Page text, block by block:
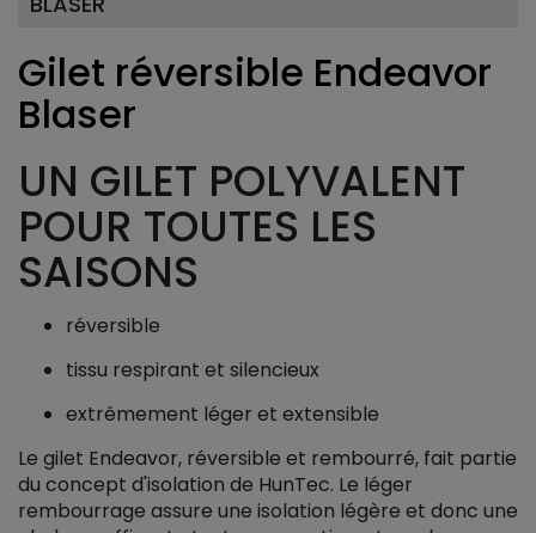
Gilet réversible Endeavor
Blaser
UN GILET POLYVALENT
POUR TOUTES LES
SAISONS
réversible
tissu respirant et silencieux
extrêmement léger et extensible
Le gilet Endeavor, réversible et rembourré, fait partie
du concept d'isolation de HunTec. Le léger
rembourrage assure une isolation légère et donc une